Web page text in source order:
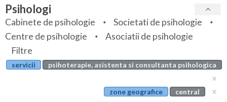
Bihor
Bistrita-Nasaud
Botosani
Specialitati
Servicii
Articole
Evenimente
Psihologi
Cabinete de psihologie
Societati de psihologie
Centre de psihologie
Asociatii de psihologie
Filtre
servicii psihoterapie, asistenta si consultanta psihologica
zone geografice
central